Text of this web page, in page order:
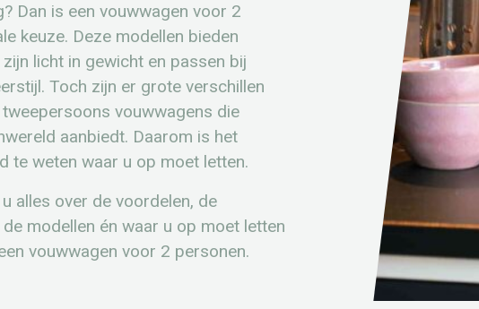
Dan is een vouwwagen voor 2
keuze. Deze modellen bieden
licht in gewicht en passen bij
Toch zijn er grote verschillen
vouwwagens die
aanbiedt. Daarom is het
te weten waar u op moet letten.
alles over de voordelen, de
modellen én waar u op moet letten
vouwwagen voor 2 personen.